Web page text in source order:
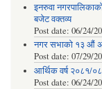
इनरुवा
बजेट वक्तव्य
Post date: 06/24/
नगर सभाको १३ औं
Post date: 07/29/
आर्थिक वर्ष २०८१/
Post date: 06/24/